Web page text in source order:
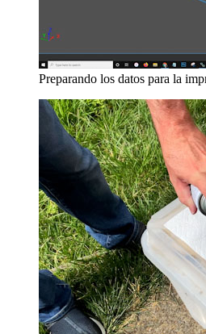
Preparando los datos para la